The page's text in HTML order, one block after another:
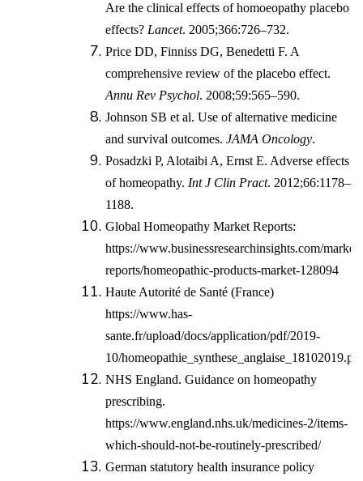
Are the clinical effects of homoeopathy placebo
effects? Lancet. 2005;366:726–732.
Price DD, Finniss DG, Benedetti F. A
comprehensive review of the placebo effect.
Annu Rev Psychol. 2008;59:565–590.
Johnson SB et al. Use of alternative medicine
and survival outcomes. JAMA Oncology.
Posadzki P, Alotaibi A, Ernst E. Adverse effects
of homeopathy. Int J Clin Pract. 2012;66:1178–
1188.
Global Homeopathy Market Reports:
https://www.businessresearchinsights.com/market-
reports/homeopathic-products-market-128094
Haute Autorité de Santé (France)
https://www.has-
sante.fr/upload/docs/application/pdf/2019-
10/homeopathie_synthese_anglaise_18102019.pdf
NHS England. Guidance on homeopathy
prescribing.
https://www.england.nhs.uk/medicines-2/items-
which-should-not-be-routinely-prescribed/
German statutory health insurance policy